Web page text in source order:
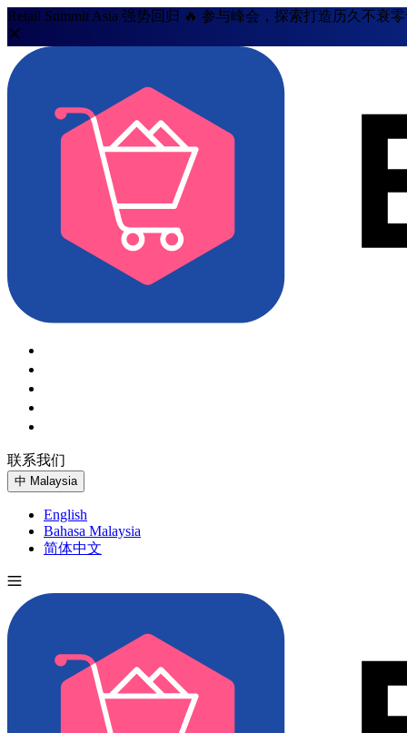
Retail Summit Asia 强势回归 🔥 参与峰会，探索打造历久不衰
联系我们
中 Malaysia
English
Bahasa Malaysia
简体中文